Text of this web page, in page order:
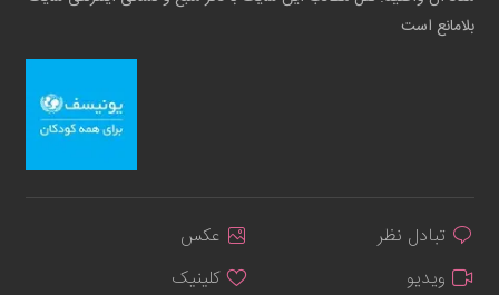
بلامانع است
تبادل نظر
عکس
ویدیو
کلینیک